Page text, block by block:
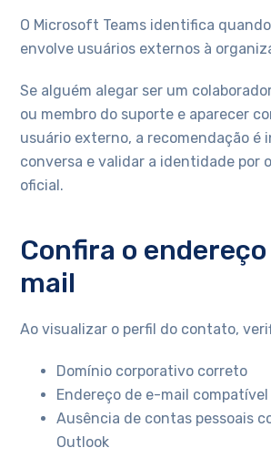
O Microsoft Teams identifica
envolve usuários externos à
Se alguém alegar ser um
ou membro do suporte e aparecer
usuário externo, a recomendação é
conversa e validar a identidade por
oficial.
Confira o
mail
Ao visualizar o perfil do contato,
Domínio corporativo correto
Endereço de e-mail compatível
Ausência de contas pessoais
Outlook